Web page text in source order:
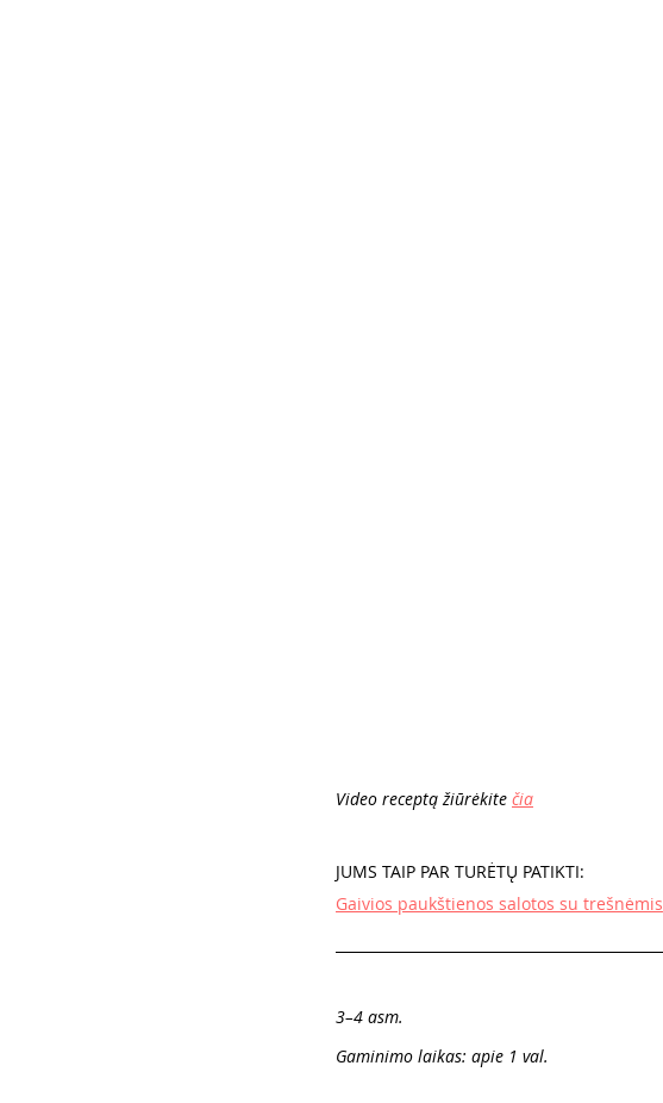
Video receptą žiūrėkite čia
JUMS TAIP PAR TURĖTŲ PATIKTI:
Gaivios paukštienos salotos su trešnėmis
3–4 asm.
Gaminimo laikas: apie 1 val.